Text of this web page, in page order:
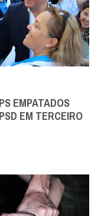
EMPATADOS
EM TERCEIRO